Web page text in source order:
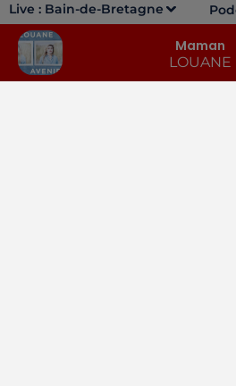
Live : Bain-de-Bretagne
Maman
LOUANE